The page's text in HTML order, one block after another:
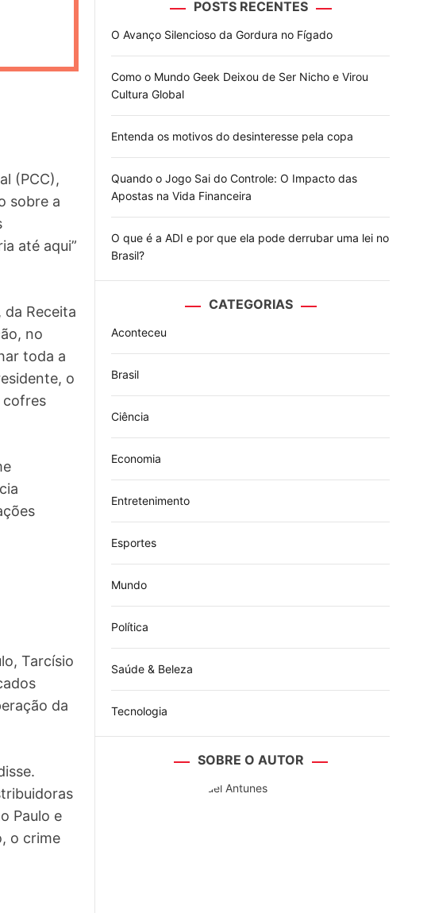
o
e
(PCC),
sobre a
até aqui”
da Receita
no
toda a
o
cofres
Tarcísio
da
Paulo e
o crime
POSTS RECENTES
O Avanço Silencioso da Gordura no Fígado
Como o Mundo Geek Deixou de Ser Nicho e Virou
Cultura Global
Entenda os motivos do desinteresse pela copa
Quando o Jogo Sai do Controle: O Impacto das
Apostas na Vida Financeira
O que é a ADI e por que ela pode derrubar uma lei no
Brasil?
CATEGORIAS
Aconteceu
Brasil
Ciência
Economia
Entretenimento
Esportes
Mundo
Política
Saúde & Beleza
Tecnologia
SOBRE O AUTOR